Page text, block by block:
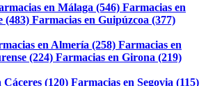
en Málaga (546) Farmacias en
(483) Farmacias en Guipúzcoa (377)
en Almería (258) Farmacias en
(224) Farmacias en Girona (219)
(120) Farmacias en Segovia (115)